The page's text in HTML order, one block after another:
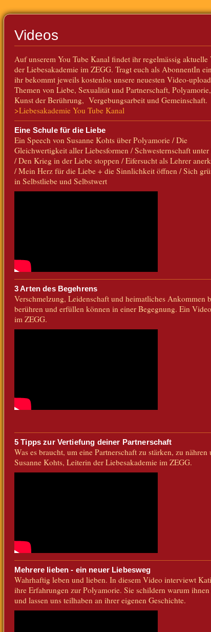
Videos
Auf unserem You Tube Kanal findet ihr regelmässig aktuelle
der Liebesakademie im ZEGG. Tragt euch als AbonnentIn
ihr bekommt jeweils kostenlos unsere neuesten Video-
Themen von Liebe, Sexualität und Partnerschaft,
Kunst der Berührung, Vergebungsarbeit und Gemeinschaft.
>Liebesakademie You Tube Kanal
Eine Schule für die Liebe
Ein Speech von Susanne Kohts über Polyamorie / Die
Gleichwertigkeit aller Liebesformen / Schwesternschaft unter
/ Den Krieg in der Liebe stoppen / Eifersucht als Lehrer
/ Mein Herz für die Liebe + die Sinnlichkeit öffnen / Sich
in Selbstliebe und Selbstwert
3 Arten des Begehrens
Verschmelzung, Leidenschaft und heimatliches Ankommen
berühren und erfüllen können in einer Begegnung. Ein
im ZEGG.
5 Tipps zur Vertiefung deiner Partnerschaft
Was es braucht, um eine Partnerschaft zu stärken, zu
Susanne Kohts, Leiterin der Liebesakademie im ZEGG.
Mehrere lieben - ein neuer Liebesweg
Wahrhaftig leben und lieben. In diesem Video interviewt
ihre Erfahrungen zur Polyamorie. Sie schildern warum
und lassen uns teilhaben an ihrer eigenen Geschichte.